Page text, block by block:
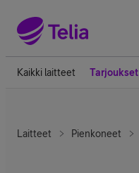
Kaikki laitteet Tarjoukset
Laitteet Pienkoneet